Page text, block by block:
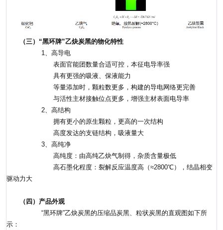
（三）“黑环牌”乙炔炭黑的物化特性
1、高导电
表面官能团数量合适可控，本征电导率强
具有更强的吸液、保液能力
等量添加时，颗粒数更多，构建的导电网络更完善
与活性主材接触位点更多，增强主材表面电导率
2、高结构
拥有更小的原生颗粒，更高的一次结构
高度发达的支链结构，吸液量大
3、高纯净
高纯度：由高纯乙炔气制得，杂质含量极低
高石墨化程度：裂解反应温度高（≈2800℃），结晶相变
驱动力大
（四）产品外观
“黑环牌”乙炔炭黑的压缩品炭黑、粒状炭黑的直观图如下所
示：